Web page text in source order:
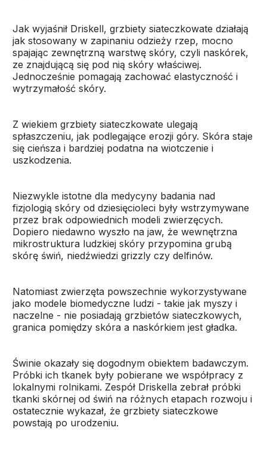
Jak wyjaśnił Driskell, grzbiety siateczkowate działają
jak stosowany w zapinaniu odzieży rzep, mocno
spajając zewnętrzną warstwę skóry, czyli naskórek,
ze znajdującą się pod nią skóry właściwej.
Jednocześnie pomagają zachować elastyczność i
wytrzymałość skóry.
Z wiekiem grzbiety siateczkowate ulegają
spłaszczeniu, jak podlegające erozji góry. Skóra staje
się cieńsza i bardziej podatna na wiotczenie i
uszkodzenia.
Niezwykle istotne dla medycyny badania nad
fizjologią skóry od dziesięcioleci były wstrzymywane
przez brak odpowiednich modeli zwierzęcych.
Dopiero niedawno wyszło na jaw, że wewnętrzna
mikrostruktura ludzkiej skóry przypomina grubą
skórę świń, niedźwiedzi grizzly czy delfinów.
Natomiast zwierzęta powszechnie wykorzystywane
jako modele biomedyczne ludzi - takie jak myszy i
naczelne - nie posiadają grzbietów siateczkowych,
granica pomiędzy skóra a naskórkiem jest gładka.
Świnie okazały się dogodnym obiektem badawczym.
Próbki ich tkanek były pobierane we współpracy z
lokalnymi rolnikami. Zespół Driskella zebrał próbki
tkanki skórnej od świń na różnych etapach rozwoju i
ostatecznie wykazał, że grzbiety siateczkowe
powstają po urodzeniu.